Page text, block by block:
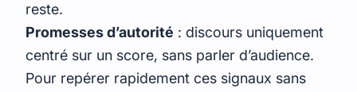
reste.
Promesses d’autorité : discours uniquement
centré sur un score, sans parler d’audience.
Pour repérer rapidement ces signaux sans